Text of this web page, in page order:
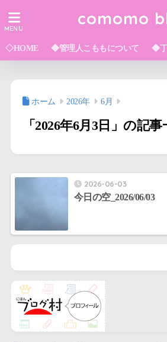
comomo
◇HOME ◆管理人こももについて ◆丁
ホーム 2026年 6月
「2026年6月3日」の記事
2026-06-03
今日の空_2026/06/03